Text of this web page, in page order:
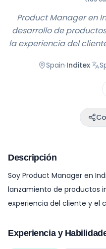
Product Manager en
desarrollo de
la experiencia del
Spain·Inditex·
Descripción
Soy Product Manager en
lanzamiento de productos
experiencia del cliente y el
Experiencia y